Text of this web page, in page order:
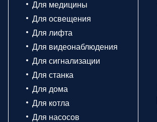
Для медицины
Для освещения
Для лифта
Для видеонаблюдения
Для сигнализации
Для станка
Для дома
Для котла
Для насосов